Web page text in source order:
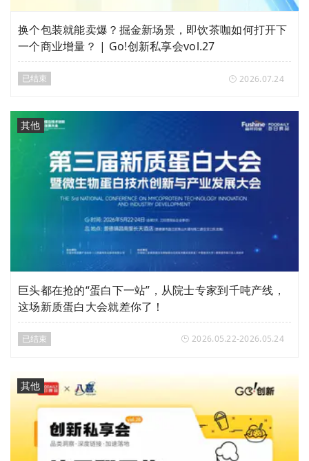
换个包装就能卖爆？掘金新场景，即饮茶咖如何打开下
一个商业增量？ | Go!创新私享会vol.27
已结束 2026.07.24
其他
巨头都在抢的“蛋白下一站”，从院士专家到千吨产线，
这场新质蛋白大会就差你了！
已结束 2026.05.22-2026.05.24
其他